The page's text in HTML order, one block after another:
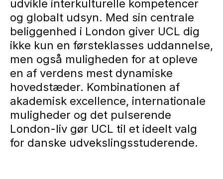
udvikle interkulturelle kompetencer
og globalt udsyn. Med sin centrale
beliggenhed i London giver UCL dig
ikke kun en førsteklasses uddannelse,
men også muligheden for at opleve
en af verdens mest dynamiske
hovedstæder. Kombinationen af
akademisk excellence, internationale
muligheder og det pulserende
London-liv gør UCL til et ideelt valg
for danske udvekslingsstuderende.